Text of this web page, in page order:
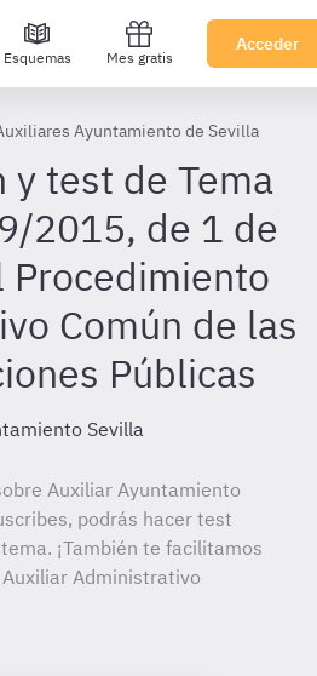
Esquemas Mes gratis
Acceder
Ayuntamiento de Sevilla
test de Tema
2015, de 1 de
Común de las
Públicas
Sevilla
Auxiliar Ayuntamiento
podrás hacer test
¡También te facilitamos
Administrativo